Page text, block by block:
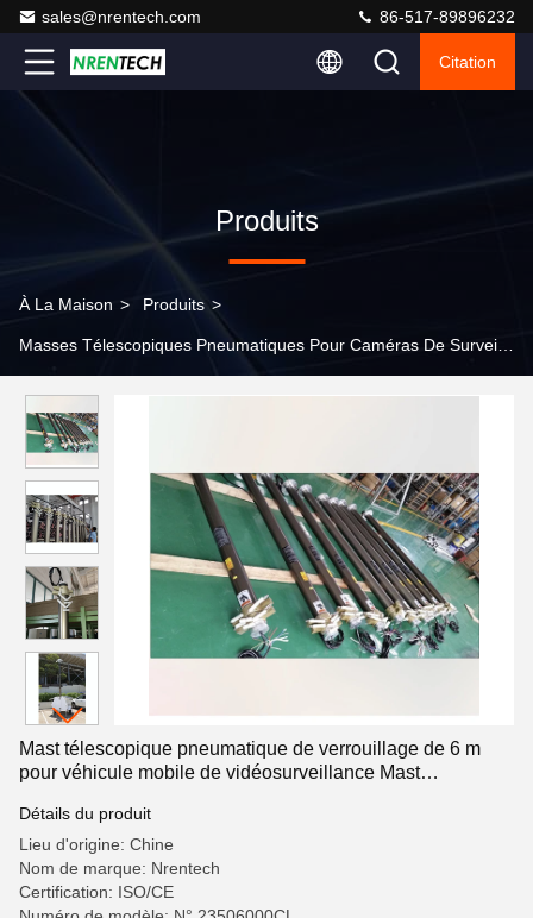
sales@nrentech.com 86-517-89896232
Citation
Produits
À La Maison > Produits >
Masses Télescopiques Pneumatiques Pour Caméras De
véhicule mobile de vidéosurveillance Mast télescopique
Mast télescopique pneumatique de verrouillage de 6 m
pour véhicule mobile de vidéosurveillance Mast
Détails du produit
Lieu d'origine: Chine
Nom de marque: Nrentech
Certification: ISO/CE